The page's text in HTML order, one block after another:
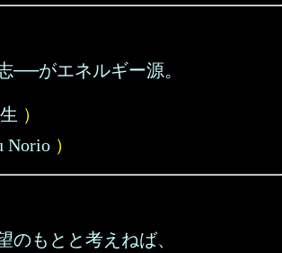
──がエネルギー源。
）
Norio ）
のもとと考えねば、